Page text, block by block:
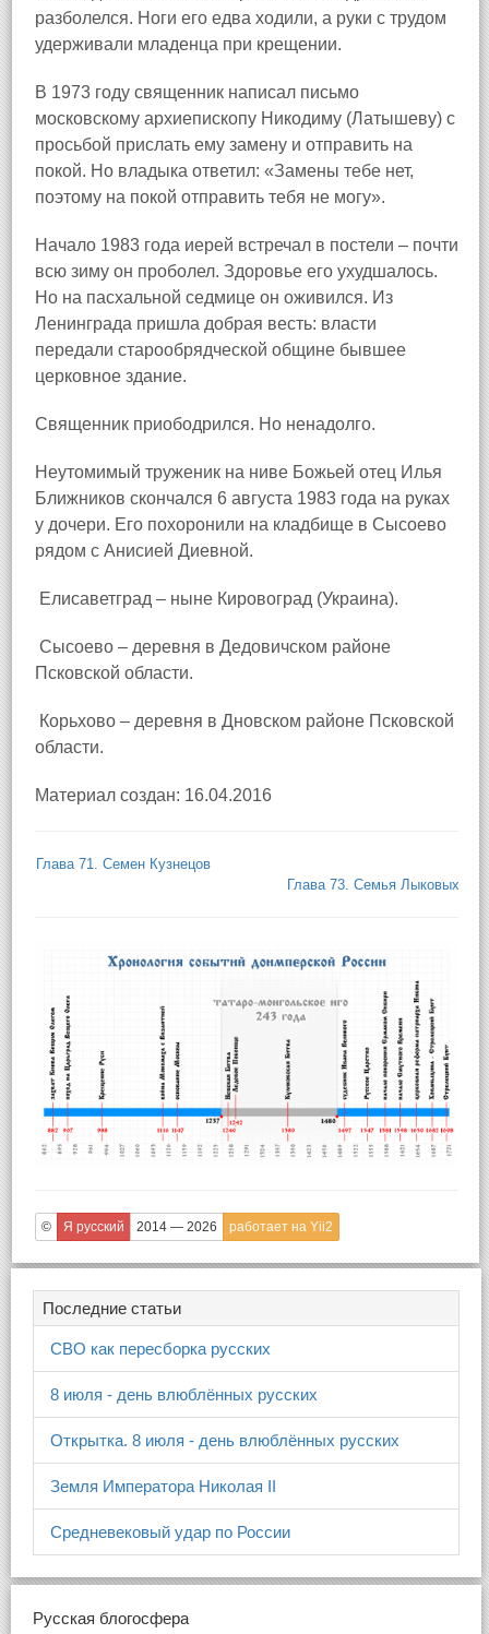
разболелся. Ноги его едва ходили, а руки с трудом
удерживали младенца при крещении.
В 1973 году священник написал письмо
московскому архиепископу Никодиму (Латышеву) с
просьбой прислать ему замену и отправить на
покой. Но владыка ответил: «Замены тебе нет,
поэтому на покой отправить тебя не могу».
Начало 1983 года иерей встречал в постели – почти
всю зиму он проболел. Здоровье его ухудшалось.
Но на пасхальной седмице он оживился. Из
Ленинграда пришла добрая весть: власти
передали старообрядческой общине бывшее
церковное здание.
Священник приободрился. Но ненадолго.
Неутомимый труженик на ниве Божьей отец Илья
Ближников скончался 6 августа 1983 года на руках
у дочери. Его похоронили на кладбище в Сысоево
рядом с Анисией Диевной.
Елисаветград – ныне Кировоград (Украина).
Сысоево – деревня в Дедовичском районе
Псковской области.
Корьхово – деревня в Дновском районе Псковской
области.
Материал создан: 16.04.2016
Глава 71. Семен Кузнецов
Глава 73. Семья Лыковых
© Я русский 2014 — 2026 работает на Yii2
Последние статьи
СВО как пересборка русских
8 июля - день влюблённых русских
Открытка. 8 июля - день влюблённых русских
Земля Императора Николая II
Средневековый удар по России
Русская блогосфера